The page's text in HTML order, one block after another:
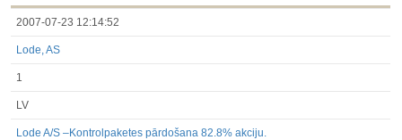
2007-07-23 12:14:52
Lode, AS
1
LV
Lode A/S –Kontrolpaketes pārdošana 82.8% akciju.